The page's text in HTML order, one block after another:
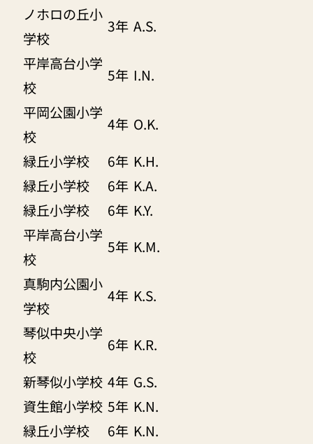
ノホロの丘小
学校
3年 A.S.
平岸高台小学
校
5年 I.N.
平岡公園小学
校
4年 O.K.
緑丘小学校
6年 K.H.
緑丘小学校
6年 K.A.
緑丘小学校
6年 K.Y.
平岸高台小学
校
5年 K.M.
真駒内公園小
学校
4年 K.S.
琴似中央小学
校
6年 K.R.
新琴似小学校 4年 G.S.
資生館小学校 5年 K.N.
緑丘小学校
6年 K.N.